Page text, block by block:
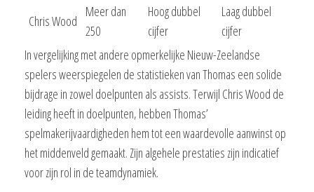
Chris Wood
Meer dan
250
Hoog dubbel
cijfer
Laag dubbel
cijfer
In vergelijking met andere opmerkelijke Nieuw-Zeelandse
spelers weerspiegelen de statistieken van Thomas een solide
bijdrage in zowel doelpunten als assists. Terwijl Chris Wood de
leiding heeft in doelpunten, hebben Thomas’
spelmakerijvaardigheden hem tot een waardevolle aanwinst op
het middenveld gemaakt. Zijn algehele prestaties zijn indicatief
voor zijn rol in de teamdynamiek.